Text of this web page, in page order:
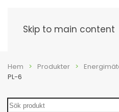
Skip to main content
Hem Produkter
PL-6
Search